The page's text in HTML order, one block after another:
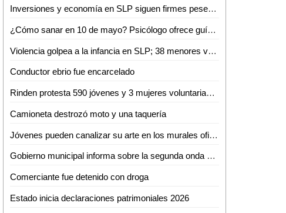
Inversiones y economía en SLP siguen firmes pese a los hechos en Sinaloa
¿Cómo sanar en 10 de mayo? Psicólogo ofrece guía para sobrellevar el duelo ante ausencia materna
Violencia golpea a la infancia en SLP; 38 menores víctimas del crimen organizado en solo tres meses
Conductor ebrio fue encarcelado
Rinden protesta 590 jóvenes y 3 mujeres voluntarias del Servicio Militar Nacional en Ciudad Valles
Camioneta destrozó moto y una taquería
Jóvenes pueden canalizar su arte en los murales oficiales del puerto: Mónica Villareal
Gobierno municipal informa sobre la segunda onda de calor en la región
Comerciante fue detenido con droga
Estado inicia declaraciones patrimoniales 2026